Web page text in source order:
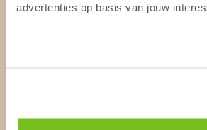
advertenties op basis van jouw